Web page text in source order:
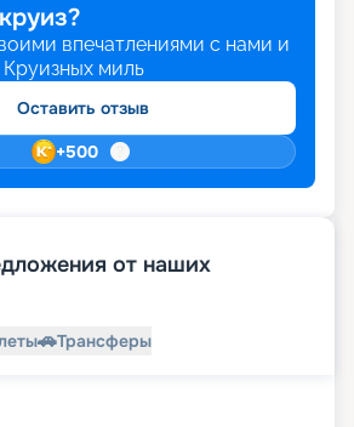
впечатлениями с нами и
Круизных миль
Оставить отзыв
+500
от наших
🚗Трансферы